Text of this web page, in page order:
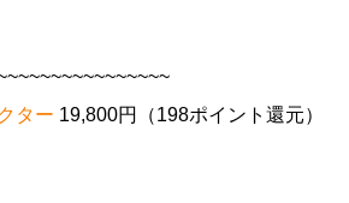
ター 19,800円（198ポイント還元）